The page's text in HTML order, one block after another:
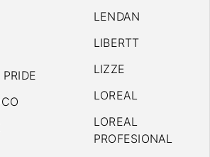
LENDAN
LIBERTT
LIZZE
LOREAL
LOREAL
PROFESIONAL